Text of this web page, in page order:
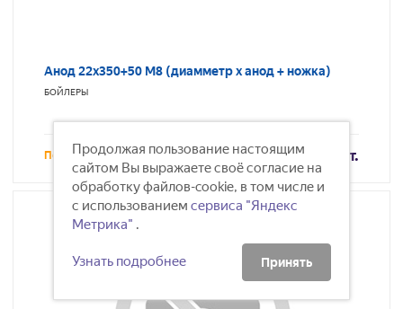
Анод 22х350+50 М8 (диамметр х анод + ножка)
БОЙЛЕРЫ
Под заказ 678 /шт.
Продолжая пользование настоящим
сайтом Вы выражаете своё согласие на
обработку файлов-cookie, в том числе и
с использованием сервиса "Яндекс
Метрика" .
Узнать подробнее Принять